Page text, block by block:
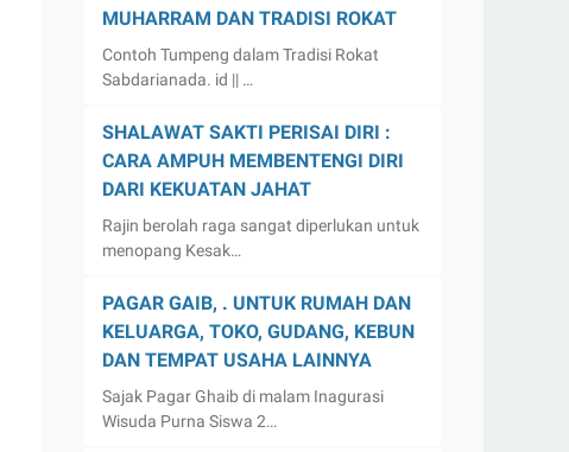
MUHARRAM DAN TRADISI ROKAT
Contoh Tumpeng dalam Tradisi Rokat
Sabdarianada. id || …
SHALAWAT SAKTI PERISAI DIRI :
CARA AMPUH MEMBENTENGI DIRI
DARI KEKUATAN JAHAT
Rajin berolah raga sangat diperlukan untuk
menopang Kesak…
PAGAR GAIB, . UNTUK RUMAH DAN
KELUARGA, TOKO, GUDANG, KEBUN
DAN TEMPAT USAHA LAINNYA
Sajak Pagar Ghaib di malam Inagurasi
Wisuda Purna Siswa 2…